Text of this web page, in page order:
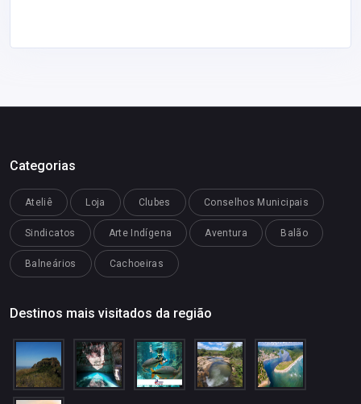
Categorias
Ateliê Loja Clubes Conselhos Municipais
Sindicatos Arte Indígena Aventura Balão
Balneários Cachoeiras
Destinos mais visitados da região